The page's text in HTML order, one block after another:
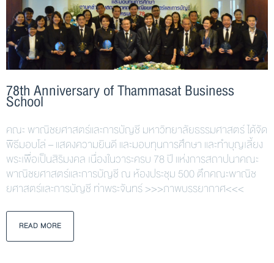
78th Anniversary of Thammasat Business
School
คณะ พาณิชยศาสตร์และการบัญชี มหาวิทยาลัยธรรมศาสตร์ ได้จัด
พิธีมอบโล่ – แสดงความยินดี และมอบทุนการศึกษา และทำบุญเลี้ยง
พระเพื่อเป็นสิริมงคล เนื่องในวาระครบ 78 ปี แห่งการสถาปนาคณะ
พาณิชยศาสตร์และการบัญชี ณ ห้องประชุม 500 ตึกคณะพาณิช
ยศาสตร์และการบัญชี ท่าพระจันทร์ >>>ภาพบรรยากาศ<<<
READ MORE